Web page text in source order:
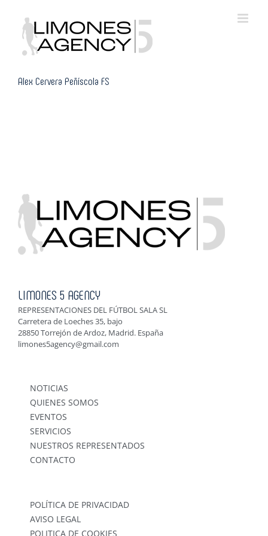
content
Alex Cervera Peñíscola FS
LIMONES 5 AGENCY
REPRESENTACIONES DEL FÚTBOL SALA SL
Carretera de Loeches 35, bajo
28850 Torrejón de Ardoz, Madrid. España
limones5agency@gmail.com
NOTICIAS
QUIENES SOMOS
EVENTOS
SERVICIOS
NUESTROS REPRESENTADOS
CONTACTO
POLÍTICA DE PRIVACIDAD
AVISO LEGAL
POLITICA DE COOKIES